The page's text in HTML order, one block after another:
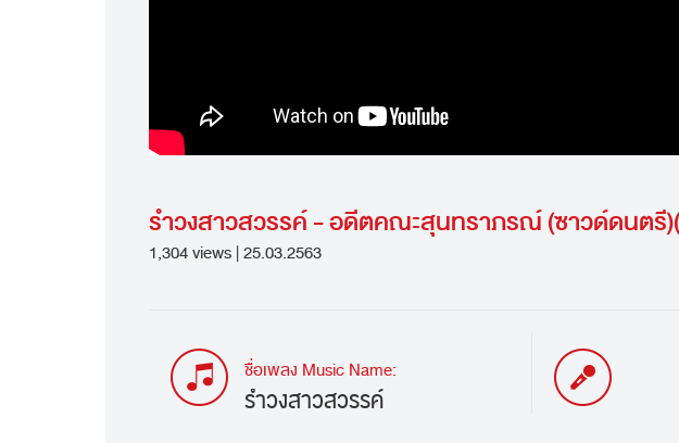
รำวงสาวสวรรค์ - อดีตคณะสุนทราภรณ์ (ซาวด์ดนตรี
1,304 views | 25.03.2563
ชื่อเพลง Music Name:
รำวงสาวสวรรค์